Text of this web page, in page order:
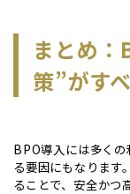
まとめ
策”がす
BPO導入には多く
る要因にもなります
ることで、安全かつ